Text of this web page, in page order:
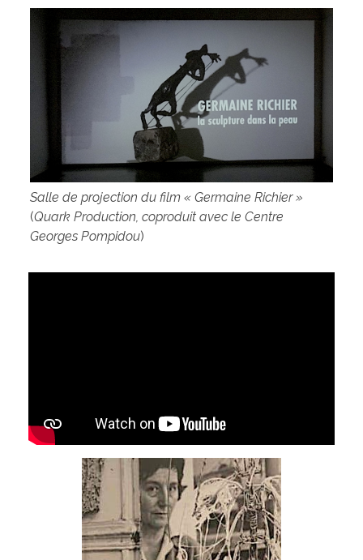
Salle de projection du film « Germaine Richier »
(Quark Production, coproduit avec le Centre
Georges Pompidou)